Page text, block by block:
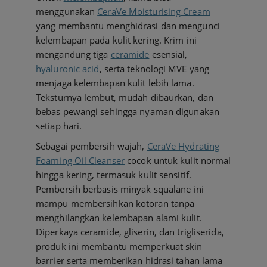
menggunakan CeraVe Moisturising Cream
yang membantu menghidrasi dan mengunci
kelembapan pada kulit kering. Krim ini
mengandung tiga ceramide esensial,
hyaluronic acid, serta teknologi MVE yang
menjaga kelembapan kulit lebih lama.
Teksturnya lembut, mudah dibaurkan, dan
bebas pewangi sehingga nyaman digunakan
setiap hari.
Sebagai pembersih wajah, CeraVe Hydrating
Foaming Oil Cleanser cocok untuk kulit normal
hingga kering, termasuk kulit sensitif.
Pembersih berbasis minyak squalane ini
mampu membersihkan kotoran tanpa
menghilangkan kelembapan alami kulit.
Diperkaya ceramide, gliserin, dan trigliserida,
produk ini membantu memperkuat skin
barrier serta memberikan hidrasi tahan lama